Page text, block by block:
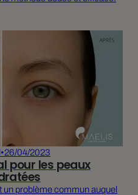
•26/04/2023
pour les peaux
un problème commun auquel